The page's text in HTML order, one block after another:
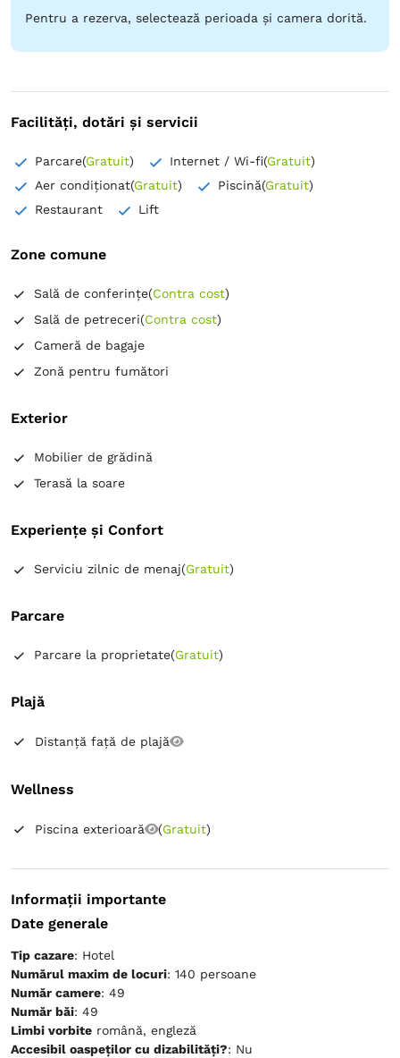
Pentru a rezerva, selectează perioada și camera dorită.
Facilități, dotări și servicii
Parcare(Gratuit) Internet / Wi-fi(Gratuit)
Aer condiționat(Gratuit) Piscină(Gratuit)
Restaurant
Lift
Zone comune
Sală de conferințe(Contra cost)
Sală de petreceri(Contra cost)
Cameră de bagaje
Zonă pentru fumători
Exterior
Mobilier de grădină
Terasă la soare
Experiențe și Confort
Serviciu zilnic de menaj(Gratuit)
Parcare
Parcare la proprietate(Gratuit)
Plajă
Distanță față de plajă
Wellness
Piscina exterioară (Gratuit)
Informații importante
Date generale
Tip cazare: Hotel
Numărul maxim de locuri: 140 persoane
Număr camere: 49
Număr băi: 49
Limbi vorbite română, engleză
Accesibil oaspeților cu dizabilități?
: Nu